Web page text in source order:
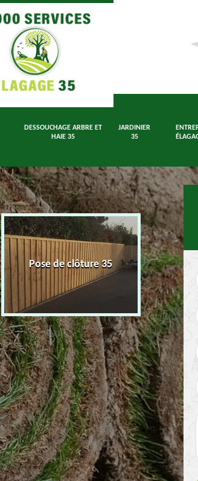
DESSOUCHAGE ARBRE ET
HAIE 35
JARDINIER
35
Pose de clôture 35